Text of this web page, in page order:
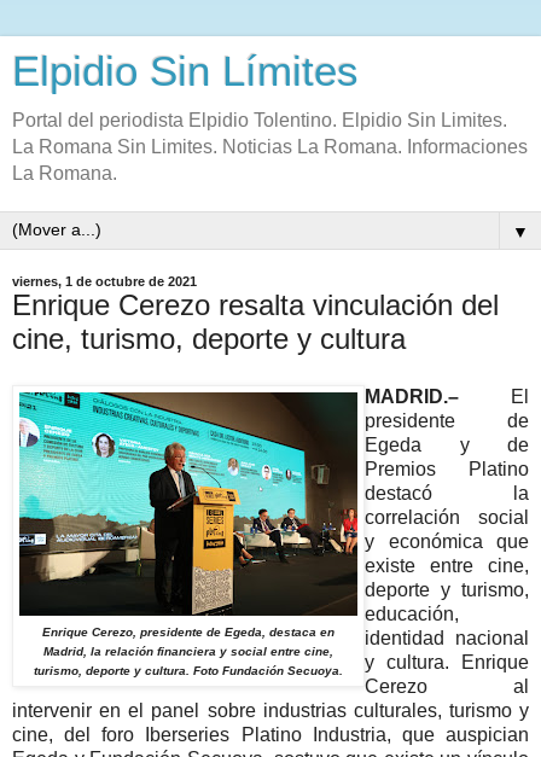
Elpidio Sin Límites
Portal del periodista Elpidio Tolentino. Elpidio Sin Limites.
La Romana Sin Limites. Noticias La Romana. Informaciones
La Romana.
▼
viernes, 1 de octubre de 2021
Enrique Cerezo resalta vinculación del
cine, turismo, deporte y cultura
Enrique Cerezo, presidente de Egeda, destaca en
Madrid, la relación financiera y social entre cine,
turismo, deporte y cultura. Foto Fundación Secuoya.
MADRID.– El
presidente de
Egeda y de
Premios Platino
destacó la
correlación social
y económica que
existe entre cine,
deporte y turismo,
educación,
identidad nacional
y cultura. Enrique
Cerezo al
intervenir en el panel sobre industrias culturales, turismo y
cine, del foro Iberseries Platino Industria, que auspician